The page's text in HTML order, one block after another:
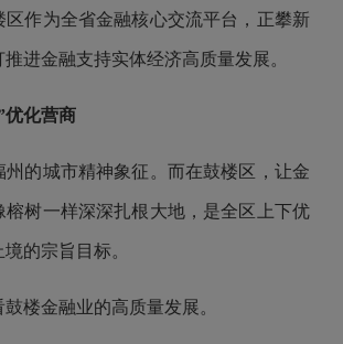
作为全省金融核心交流平台，正攀新
进金融支持实体经济高质量发展。
化营商
州的城市精神象征。而在鼓楼区，让金
榕树一样深深扎根大地，是全区上下优
的宗旨目标。
金融业的高质量发展。